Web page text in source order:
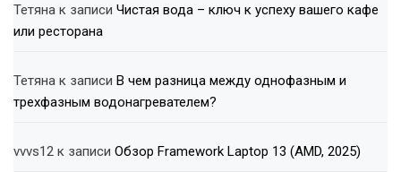
Тетяна к записи Чистая вода – ключ к успеху вашего кафе
или ресторана
Тетяна к записи В чем разница между однофазным и
трехфазным водонагревателем?
vvvs12 к записи Обзор Framework Laptop 13 (AMD, 2025)